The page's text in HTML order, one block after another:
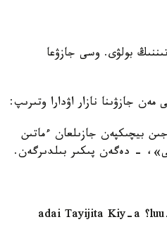
بولۋى. وسى جازۋعا
جازۋىنا نازار اۋدارا وتىرىپ:
بيچىكپەن جازىلعان ءماتىن
- دەگەن پىكىر بىلدىرگەن.
«luu-tu ene dِrügeki yi qonin jil-ün tabun sar-a-yin qoyar sini-de Obu؟ adai Tayijita Kiy-a